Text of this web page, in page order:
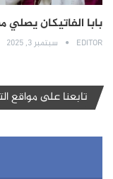
بابا الفاتيكان
EDITOR سبتمبر 3, 2025
تابعنا على مواقع